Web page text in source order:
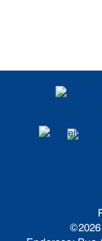
©2026